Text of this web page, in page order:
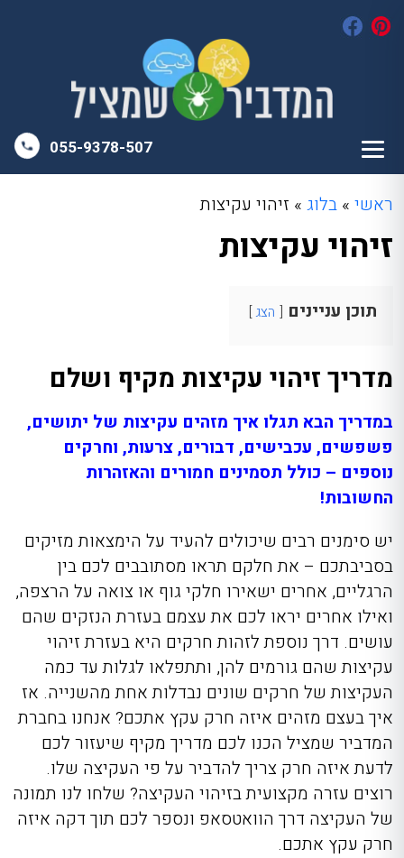
055-9378-507
ראשי » בלוג » זיהוי עקיצות
זיהוי עקיצות
תוכן עניינים הצג
מדריך זיהוי עקיצות מקיף ושלם
במדריך הבא תגלו איך מזהים עקיצות של יתושים,
פשפשים, עכבישים, דבורים, צרעות, וחרקים
נוספים – כולל תסמינים חמורים והאזהרות
החשובות!
יש סימנים רבים שיכולים להעיד על הימצאות מזיקים
בסביבתכם – את חלקם תראו מסתובבים לכם בין
הרגליים, אחרים ישאירו חלקי גוף או צואה על הרצפה,
ואילו אחרים יראו לכם את עצמם בעזרת הנזקים שהם
עושים. דרך נוספת לזהות חרקים היא בעזרת זיהוי
עקיצות שהם גורמים להן, ותתפלאו לגלות עד כמה
העקיצות של חרקים שונים נבדלות אחת מהשנייה. אז
איך בעצם מזהים איזה חרק עקץ אתכם? אנחנו בחברת
המדביר שמציל הכנו לכם מדריך מקיף שיעזור לכם
לדעת איזה חרק צריך להדביר על פי העקיצה שלו.
רוצים עזרה מקצועית בזיהוי העקיצה? שלחו לנו תמונה
של העקיצה דרך הוואטסאפ ונספר לכם תוך דקה איזה
חרק עקץ אתכם.